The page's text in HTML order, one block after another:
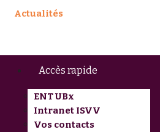
Actualités
Accès rapide
ENT UBx
Intranet ISVV
Vos contacts